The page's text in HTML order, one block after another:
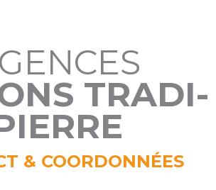
TRADI-
& COORDONNÉES